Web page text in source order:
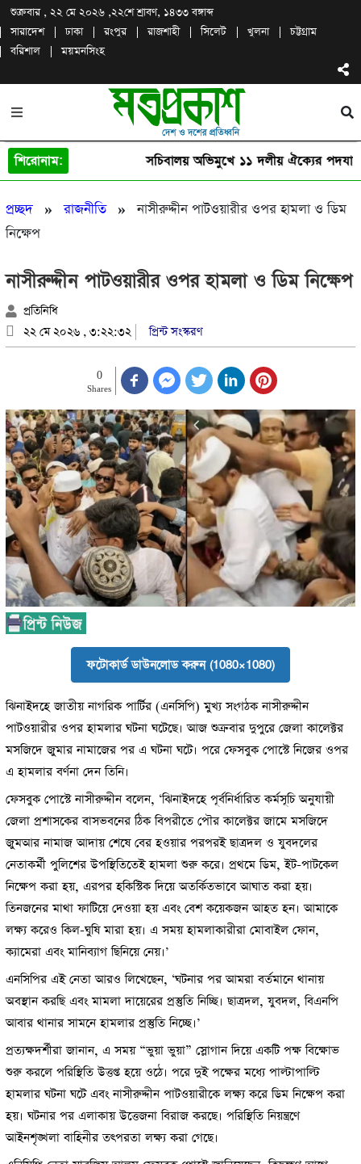
শুক্রবার , ২২ মে ২০২৬ ,২২শে শ্রাবণ, ১৪৩৩ বঙ্গাব্দ
সারাদেশ
ঢাকা রংপুর রাজশাহী সিলেট খুলনা
চট্টগ্রাম
বরিশাল
ময়মনসিংহ
শিরোনাম: সচিবালয় অভিমুখে ১১ দলীয় ঐক্যের
প্রচ্ছদ»রাজনীতি»নাসীরুদ্দীন পাটওয়ারীর ওপর হামলা ও ডিম
নিক্ষেপ
নাসীরুদ্দীন পাটওয়ারীর ওপর হামলা ও ডিম নিক্ষেপ
প্রতিনিধি
২২ মে ২০২৬ , ৩:২২:৩২
প্রিন্ট সংস্করণ
0
Shares
ফটোকার্ড ডাউনলোড করুন (1080×1080)
ঝিনাইদহে জাতীয় নাগরিক পার্টির (এনসিপি) মুখ্য সংগঠক নাসীরুদ্দীন
পাটওয়ারীর ওপর হামলার ঘটনা ঘটেছে। আজ শুক্রবার দুপুরে জেলা কালেক্টর
মসজিদে জুমার নামাজের পর এ ঘটনা ঘটে। পরে ফেসবুক পোস্টে নিজের ওপর
এ হামলার বর্ণনা দেন তিনি।
ফেসবুক পোস্টে নাসীরুদ্দীন বলেন, ‘ঝিনাইদহে পূর্বনির্ধারিত কর্মসূচি অনুযায়ী
জেলা প্রশাসকের বাসভবনের ঠিক বিপরীতে পৌর কালেক্টর জামে মসজিদে
জুমআর নামাজ আদায় শেষে বের হওয়ার পরপরই ছাত্রদল ও যুবদলের
নেতাকর্মী পুলিশের উপস্থিতিতেই হামলা শুরু করে। প্রথমে ডিম, ইট-পাটকেল
নিক্ষেপ করা হয়, এরপর হকিস্টিক দিয়ে অতর্কিতভাবে আঘাত করা হয়।
তিনজনের মাথা ফাটিয়ে দেওয়া হয় এবং বেশ কয়েকজন আহত হন। আমাকে
লক্ষ্য করেও কিল-ঘুষি মারা হয়। এ সময় হামলাকারীরা মোবাইল ফোন,
ক্যামেরা এবং মানিব্যাগ ছিনিয়ে নেয়।’
এনসিপির এই নেতা আরও লিখেছেন, ‘ঘটনার পর আমরা বর্তমানে থানায়
অবস্থান করছি এবং মামলা দায়েরের প্রস্তুতি নিচ্ছি। ছাত্রদল, যুবদল, বিএনপি
আবার থানার সামনে হামলার প্রস্তুতি নিচ্ছে।’
প্রত্যক্ষদর্শীরা জানান, এ সময় “ভুয়া ভুয়া” স্লোগান দিয়ে একটি পক্ষ বিক্ষোভ
শুরু করলে পরিস্থিতি উত্তপ্ত হয়ে ওঠে। পরে দুই পক্ষের মধ্যে পাল্টাপাল্টি
হামলার ঘটনা ঘটে এবং নাসীরুদ্দীন পাটওয়ারীকে লক্ষ্য করে ডিম নিক্ষেপ করা
হয়। ঘটনার পর এলাকায় উত্তেজনা বিরাজ করছে। পরিস্থিতি নিয়ন্ত্রণে
আইনশৃঙ্খলা বাহিনীর তৎপরতা লক্ষ্য করা গেছে।